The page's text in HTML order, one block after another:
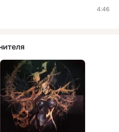
4:46